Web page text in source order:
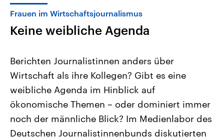
Themen
Landtagswahl Sachsen-Anhalt
2026
Alle Informationen
Sachsen-Anhalt wählt am 6.
September 2026 einen neuen
USA
Aktuelle Beiträge,
Hintergründe
Wirtschaftlich und
gehören die Vereinigten
Frauen im Wirtschaftsjournalismus
Keine weibliche Agenda
Berichten Journalistinnen anders über
Wirtschaft als ihre Kollegen? Gibt es eine
weibliche Agenda im Hinblick auf
ökonomische Themen – oder dominiert immer
noch der männliche Blick? Im Medienlabor des
Deutschen Journalistinnenbunds diskutierten